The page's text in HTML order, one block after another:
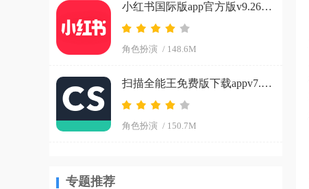
小红书国际版app官方版v9.26.0 官方正版
角色扮演 / 148.6M
扫描全能王免费版下载appv7.15.0.2604020000 安卓版
角色扮演 / 150.7M
专题推荐